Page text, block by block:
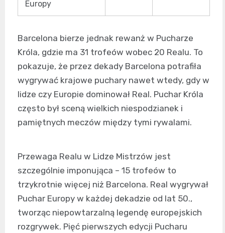
Europy
Barcelona bierze jednak rewanż w Pucharze
Króla, gdzie ma 31 trofeów wobec 20 Realu. To
pokazuje, że przez dekady Barcelona potrafiła
wygrywać krajowe puchary nawet wtedy, gdy w
lidze czy Europie dominował Real. Puchar Króla
często był sceną wielkich niespodzianek i
pamiętnych meczów między tymi rywalami.
Przewaga Realu w Lidze Mistrzów jest
szczególnie imponująca – 15 trofeów to
trzykrotnie więcej niż Barcelona. Real wygrywał
Puchar Europy w każdej dekadzie od lat 50.,
tworząc niepowtarzalną legendę europejskich
rozgrywek. Pięć pierwszych edycji Pucharu